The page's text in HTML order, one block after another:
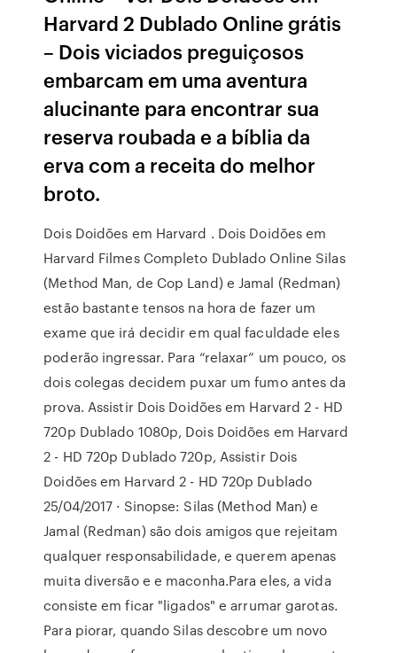
Harvard 2 Dublado Online grátis
– Dois viciados preguiçosos
embarcam em uma aventura
alucinante para encontrar sua
reserva roubada e a bíblia da
erva com a receita do melhor
broto.
Dois Doidões em Harvard . Dois Doidões em
Harvard Filmes Completo Dublado Online Silas
(Method Man, de Cop Land) e Jamal (Redman)
estão bastante tensos na hora de fazer um
exame que irá decidir em qual faculdade eles
poderão ingressar. Para “relaxar” um pouco, os
dois colegas decidem puxar um fumo antes da
prova. Assistir Dois Doidões em Harvard 2 - HD
720p Dublado 1080p, Dois Doidões em Harvard
2 - HD 720p Dublado 720p, Assistir Dois
Doidões em Harvard 2 - HD 720p Dublado
25/04/2017 · Sinopse: Silas (Method Man) e
Jamal (Redman) são dois amigos que rejeitam
qualquer responsabilidade, e querem apenas
muita diversão e e maconha.Para eles, a vida
consiste em ficar "ligados" e arrumar garotas.
Para piorar, quando Silas descobre um novo